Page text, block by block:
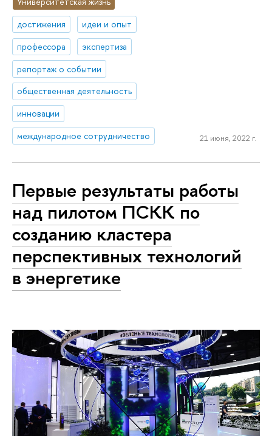
достижения
идеи и опыт
профессора
экспертиза
репортаж о событии
общественная деятельность
инновации
международное сотрудничество
21 июня, 2022 г.
Первые результаты работы
над пилотом ПСКК по
созданию кластера
перспективных технологий
в энергетике